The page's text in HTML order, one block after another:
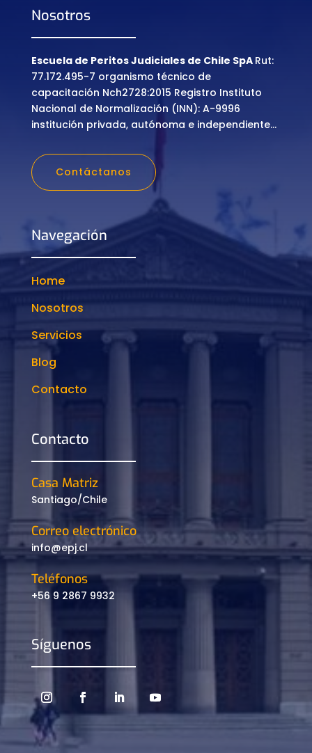
Nosotros
Escuela de Peritos Judiciales de Chile SpA Rut:
77.172.495-7 organismo técnico de
capacitación Nch2728:2015 Registro Instituto
Nacional de Normalización (INN): A-9996
institución privada, autónoma e independiente…
Contáctanos
Navegación
Home
Nosotros
Servicios
Blog
Contacto
Contacto
Casa Matriz
Santiago/Chile
Correo electrónico
info@epj.cl
Teléfonos
+56 9 2867 9932
Síguenos